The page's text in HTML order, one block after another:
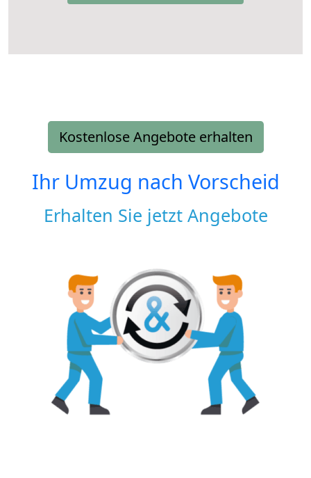
Kostenlose Angebote erhalten
Ihr Umzug nach Vorscheid
Erhalten Sie jetzt Angebote